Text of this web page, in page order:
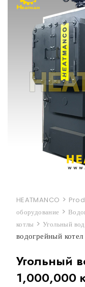
HEATMANCO >
оборудование >
котлы > Угольный
водогрейный
Угольный
1,000,000